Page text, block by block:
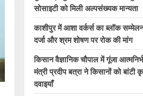
सोसाइटी को मिली अल्पसंख्यक मान्यता
काशीपुर में आशा वर्कर्स का ब्लॉक
दर्जा और श्रम शोषण पर रोक की मांग
किसान वैज्ञानिक चौपाल में गूंजा
मंत्री प्रदीप बत्रा ने किसानों को
दवाइयाँ